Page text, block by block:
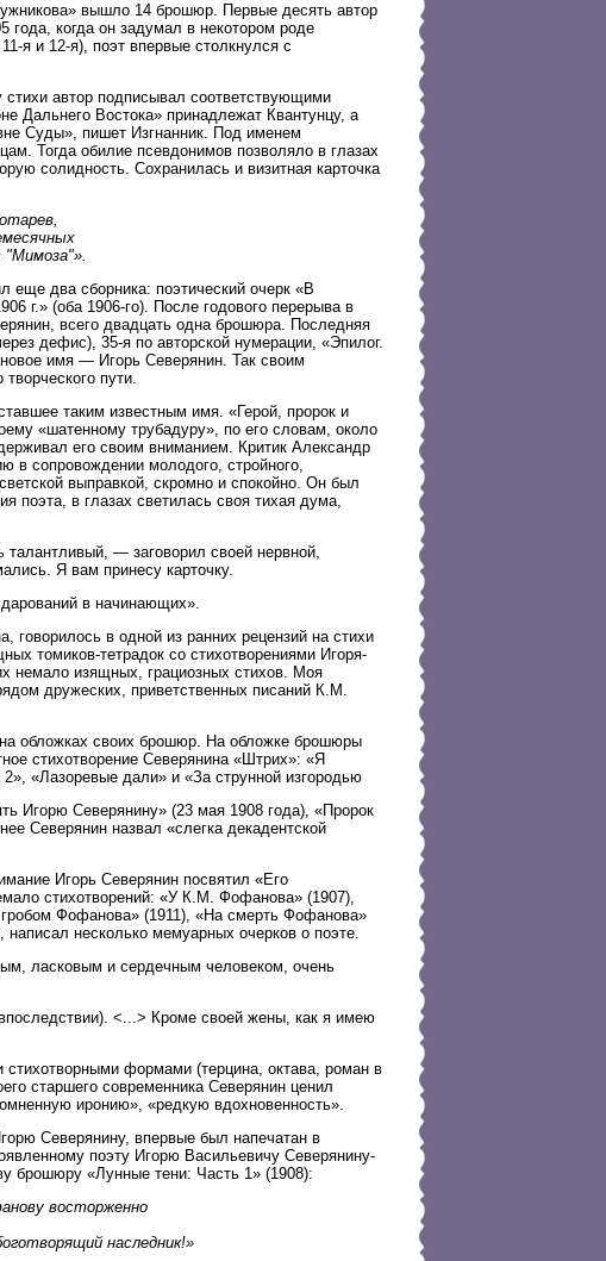
вышло 14 брошюр. Первые десять автор
когда он задумал в некотором роде
я и 12-я), поэт впервые столкнулся с
автор подписывал соответствующими
Дальнего Востока» принадлежат Квантунцу, а
Суды», пишет Изгнанник. Под именем
Тогда обилие псевдонимов позволяло в глазах
солидность. Сохранилась и визитная карточка
"Мимоза"».
два сборника: поэтический очерк «В
г.» (оба 1906-го). После годового перерыва в
всего двадцать одна брошюра. Последняя
дефис), 35-я по авторской нумерации, «Эпилог.
имя — Игорь Северянин. Так своим
пути.
таким известным имя. «Герой, пророк и
«шатенному трубадуру», по его словам, около
его своим вниманием. Критик Александр
в сопровождении молодого, стройного,
выправкой, скромно и спокойно. Он был
поэта, в глазах светилась своя тихая дума,
талантливый, — заговорил своей нервной,
Я вам принесу карточку.
в начинающих».
в одной из ранних рецензий на стихи
томиков-тетрадок со стихотворениями Игоря-
немало изящных, грациозных стихов. Моя
дружеских, приветственных писаний К.М.
обложках своих брошюр. На обложке брошюры
стихотворение Северянина «Штрих»: «Я
«Лазоревые дали» и «За струнной изгородью
Игорю Северянину» (23 мая 1908 года), «Пророк
Северянин назвал «слегка декадентской
Игорь Северянин посвятил «Его
стихотворений: «У К.М. Фофанова» (1907),
Фофанова» (1911), «На смерть Фофанова»
несколько мемуарных очерков о поэте.
ласковым и сердечным человеком, очень
<...> Кроме своей жены, как я имею
формами (терцина, октава, роман в
старшего современника Северянин ценил
иронию», «редкую вдохновенность».
Северянину, впервые был напечатан в
поэту Игорю Васильевичу Северянину-
брошюру «Лунные тени: Часть 1» (1908):
восторженно
наследник!»